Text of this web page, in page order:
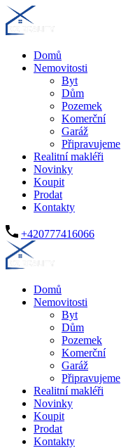
Domů
Nemovitosti
Byt
Dům
Pozemek
Komerční
Garáž
Připravujeme
Realitní makléři
Novinky
Koupit
Prodat
Kontakty
+420777416066
Domů
Nemovitosti
Byt
Dům
Pozemek
Komerční
Garáž
Připravujeme
Realitní makléři
Novinky
Koupit
Prodat
Kontakty